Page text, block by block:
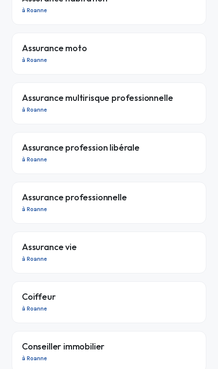
à Roanne
Assurance moto
à Roanne
Assurance multirisque professionnelle
à Roanne
Assurance profession libérale
à Roanne
Assurance professionnelle
à Roanne
Assurance vie
à Roanne
Coiffeur
à Roanne
Conseiller immobilier
à Roanne